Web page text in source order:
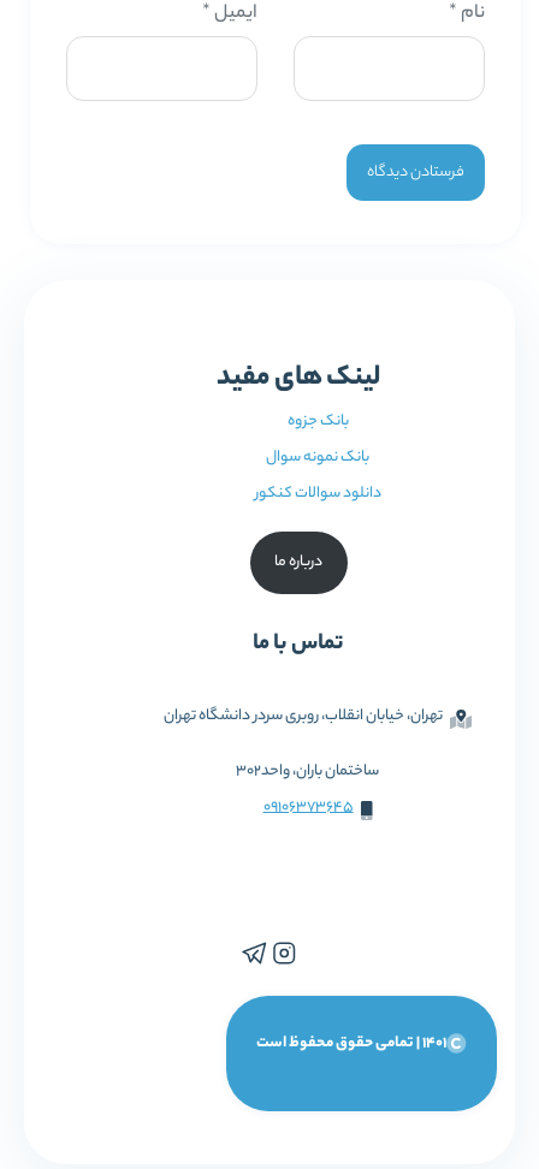
نام * ایمیل*
لینک های مفید
بانک جزوه
بانک نمونه سوال
دانلود سوالات کنکور
درباره ما
تماس با ما
تهران، خیابان انقلاب، روبری سردر دانشگاه تهران
ساختمان باران، واحد302
09106373645
1401 | تمامی حقوق محفوظ است